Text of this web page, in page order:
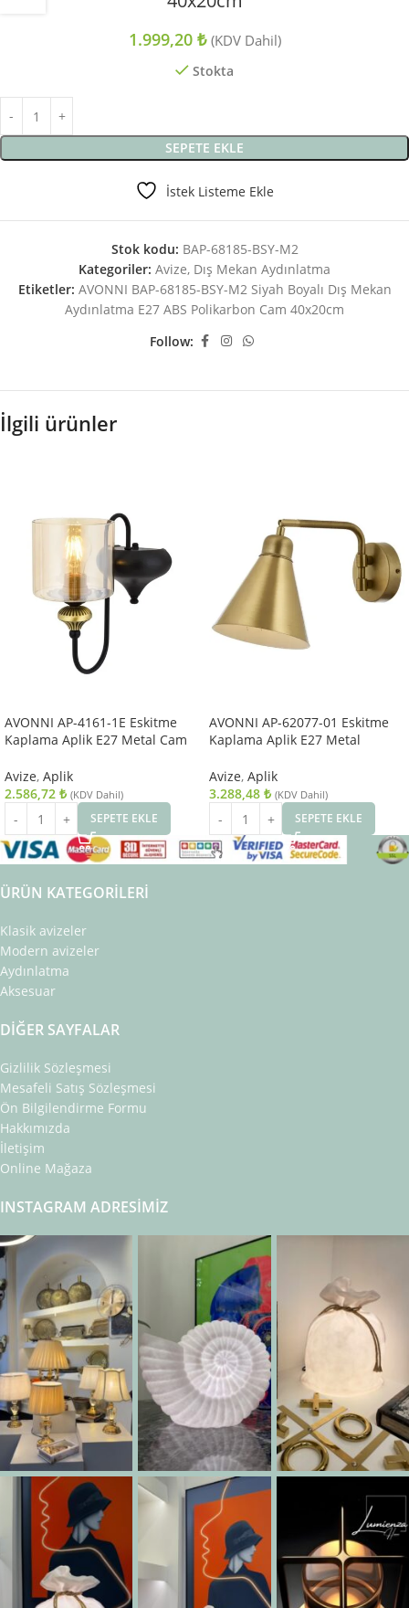
1.999,20 ₺ (KDV Dahil)
Stokta
SEPETE EKLE
İstek Listeme Ekle
Stok kodu: BAP-68185-BSY-M2
Kategoriler: Avize, Dış Mekan Aydınlatma
Etiketler: AVONNI BAP-68185-BSY-M2 Siyah Boyalı Dış Mekan
Aydınlatma E27 ABS Polikarbon Cam 40x20cm
Follow:
İlgili ürünler
AVONNI AP-4161-1E Eskitme
Kaplama Aplik E27 Metal Cam
Avize, Aplik
2.586,72 ₺ (KDV Dahil)
SEPETE EKLE
AVONNI AP-62077-01 Eskitme
Kaplama Aplik E27 Metal
Avize, Aplik
3.288,48 ₺ (KDV Dahil)
SEPETE EKLE
ÜRÜN KATEGORILERI
Klasik avizeler
Modern avizeler
Aydınlatma
Aksesuar
DIĞER SAYFALAR
Gizlilik Sözleşmesi
Mesafeli Satış Sözleşmesi
Ön Bilgilendirme Formu
Hakkımızda
İletişim
Online Mağaza
INSTAGRAM ADRESIMIZ